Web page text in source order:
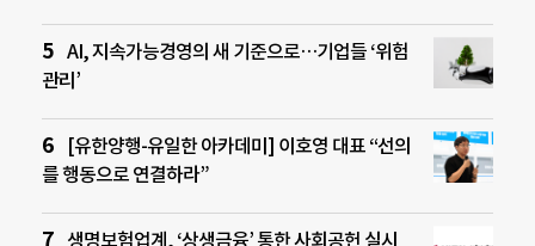
AI, 지속가능경영의 새 기준으로…기업들 ‘위험
관리’
[유한양행-유일한 아카데미] 이호영 대표 “선의
를 행동으로 연결하라”
생명보험업계, ‘상생금융’ 통한 사회공헌 실시